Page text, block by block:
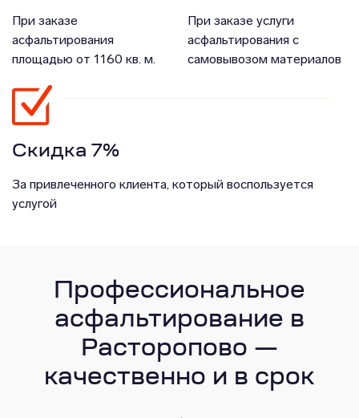
При заказе
асфальтирования
площадью от 1160 кв. м.
При заказе услуги
асфальтирования с
самовывозом материалов
Скидка 7%
За привлеченного клиента, который воспользуется
услугой
Профессиональное
асфальтирование в
Расторопово —
качественно и в срок